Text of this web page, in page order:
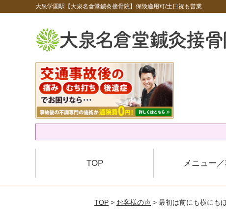
大泉学園駅【大泉名倉堂鍼灸接骨院】保険適用可/土日祝も営業
TOP メニュー
TOP > お客様の声 > 最初は前にも横にも